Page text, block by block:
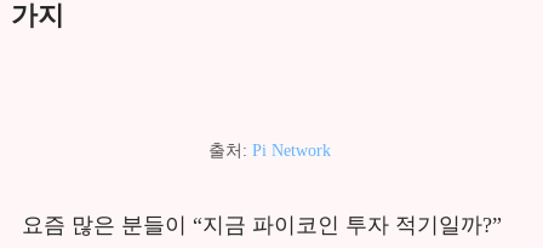
가지
출처: Pi Network
요즘 많은 분들이 “지금 파이코인 투자 적기일까?”